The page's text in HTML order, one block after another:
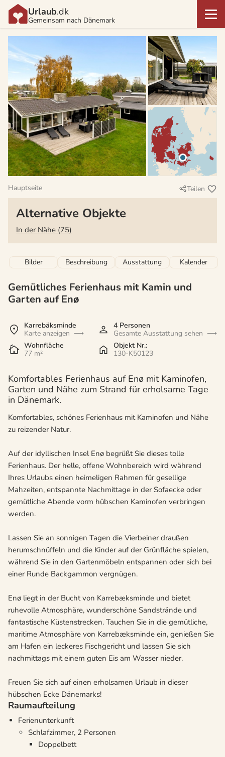
Urlaub.dk
Gemeinsam nach Dänemark
Hauptseite Teilen
Alternative Objekte
In der Nähe (75)
Bilder Beschreibung Ausstattung Kalender
Gemütliches Ferienhaus mit Kamin und
Garten auf Enø
Karrebäksminde
Karte anzeigen
4 Personen
Gesamte Ausstattung sehen
Wohnfläche
77 m²
Objekt Nr.:
130-K50123
Komfortables Ferienhaus auf Enø mit Kaminofen,
Garten und Nähe zum Strand für erholsame Tage
in Dänemark.
Komfortables, schönes Ferienhaus mit Kaminofen und Nähe
zu reizender Natur.
Auf der idyllischen Insel Enø begrüßt Sie dieses tolle
Ferienhaus. Der helle, offene Wohnbereich wird während
Ihres Urlaubs einen heimeligen Rahmen für gesellige
Mahzeiten, entspannte Nachmittage in der Sofaecke oder
gemütliche Abende vorm hübschen Kaminofen verbringen
werden.
Lassen Sie an sonnigen Tagen die Vierbeiner draußen
herumschnüffeln und die Kinder auf der Grünfläche spielen,
während Sie in den Gartenmöbeln entspannen oder sich bei
einer Runde Backgammon vergnügen.
Enø liegt in der Bucht von Karrebæksminde und bietet
ruhevolle Atmosphäre, wunderschöne Sandstrände und
fantastische Küstenstrecken. Tauchen Sie in die gemütliche,
maritime Atmosphäre von Karrebæksminde ein, genießen Sie
am Hafen ein leckeres Fischgericht und lassen Sie sich
nachmittags mit einem guten Eis am Wasser nieder.
Freuen Sie sich auf einen erholsamen Urlaub in dieser
hübschen Ecke Dänemarks!
Raumaufteilung
Ferienunterkunft
Schlafzimmer, 2 Personen
Doppelbett